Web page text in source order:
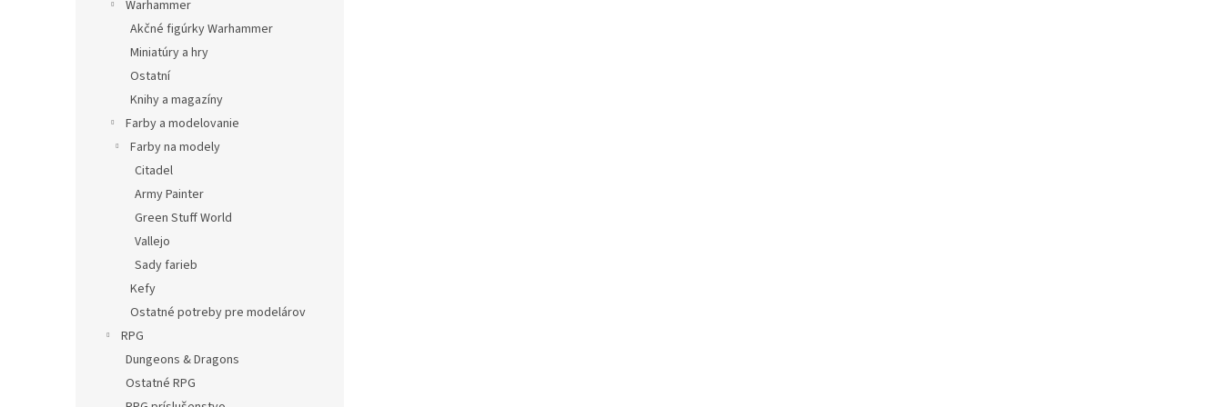
Warhammer
Akčné figúrky Warhammer
Miniatúry a hry
Ostatní
Knihy a magazíny
Farby a modelovanie
Farby na modely
Citadel
Army Painter
Green Stuff World
Vallejo
Sady farieb
Kefy
Ostatné potreby pre modelárov
RPG
Dungeons & Dragons
Ostatné RPG